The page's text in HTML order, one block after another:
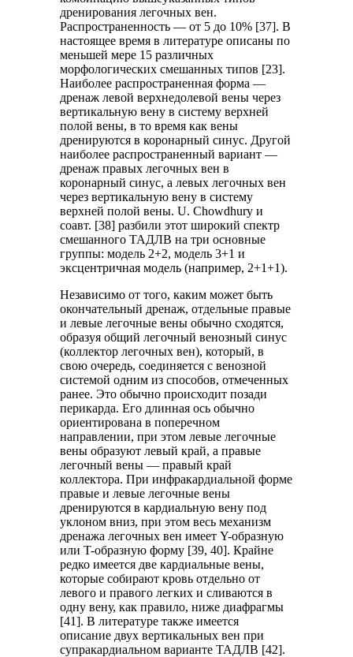
дренирования легочных вен.
Распространенность — от 5 до 10% [37]. В
настоящее время в литературе описаны по
меньшей мере 15 различных
морфологических смешанных типов [23].
Наиболее распространенная форма —
дренаж левой верхнедолевой вены через
вертикальную вену в систему верхней
полой вены, в то время как вены
дренируются в коронарный синус. Другой
наиболее распространенный вариант —
дренаж правых легочных вен в
коронарный синус, а левых легочных вен
через вертикальную вену в систему
верхней полой вены. U. Chowdhury и
соавт. [38] разбили этот широкий спектр
смешанного ТАДЛВ на три основные
группы: модель 2+2, модель 3+1 и
эксцентричная модель (например, 2+1+1).
Независимо от того, каким может быть
окончательный дренаж, отдельные правые
и левые легочные вены обычно сходятся,
образуя общий легочный венозный синус
(коллектор легочных вен), который, в
свою очередь, соединяется с венозной
системой одним из способов, отмеченных
ранее. Это обычно происходит позади
перикарда. Его длинная ось обычно
ориентирована в поперечном
направлении, при этом левые легочные
вены образуют левый край, а правые
легочный вены — правый край
коллектора. При инфракардиальной форме
правые и левые легочные вены
дренируются в кардиальную вену под
уклоном вниз, при этом весь механизм
дренажа легочных вен имеет Y-образную
или T-образную форму [39, 40]. Крайне
редко имеется две кардиальные вены,
которые собирают кровь отдельно от
левого и правого легких и сливаются в
одну вену, как правило, ниже диафрагмы
[41]. В литературе также имеется
описание двух вертикальных вен при
супракардиальном варианте ТАДЛВ [42].